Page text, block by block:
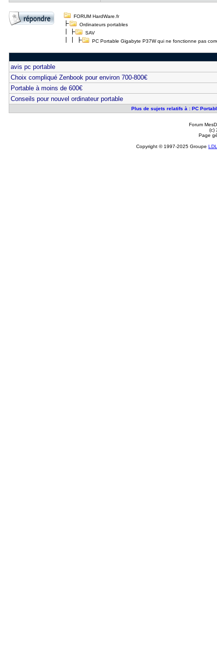
FORUM HardWare.fr
Ordinateurs portables
SAV
PC Portable Gigabyte P37W qui ne fonctionne pas
avis pc portable
Choix compliqué Zenbook pour environ 700-800€
Portable à moins de 600€
Conseils pour nouvel ordinateur portable
Plus de sujets relatifs à : PC
Forum
(c)
Page
Copyright © 1997-2025 Groupe